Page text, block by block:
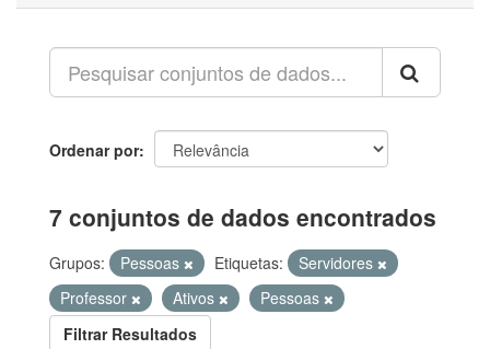
Ordenar por
7 conjuntos de dados encontrados
Grupos: Pessoas Etiquetas:
Servidores
Professor
Ativos
Pessoas
Filtrar Resultados